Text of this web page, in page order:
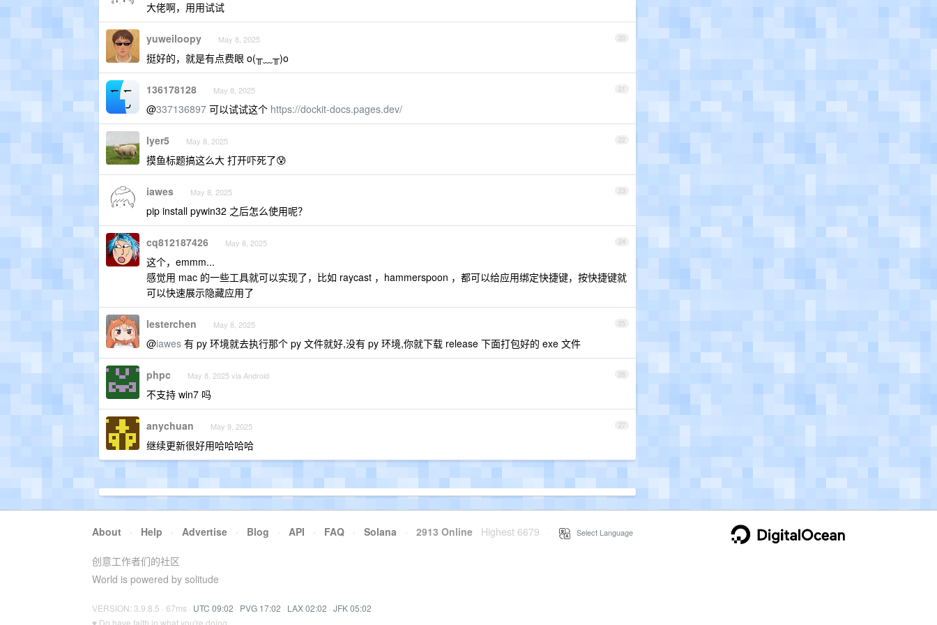
大佬啊，用用试试
20
yuweiloopy May 8, 2025
挺好的，就是有点费眼 o(╥﹏╥)o
21
136178128 May 8, 2025
@337136897 可以试试这个 https://dockit-docs.pages.dev/
22
lyer5 May 8, 2025
摸鱼标题搞这么大 打开吓死了😰
23
iawes May 8, 2025
pip install pywin32 之后怎么使用呢？
24
cq812187426 May 8, 2025
这个，emmm...
感觉用 mac 的一些工具就可以实现了，比如 raycast ，hammerspoon ，都可以给应用绑定快捷键，按快捷键就
可以快速展示隐藏应用了
25
lesterchen May 8, 2025
@iawes 有 py 环境就去执行那个 py 文件就好,没有 py 环境,你就下载 release 下面打包好的 exe 文件
26
phpc May 8, 2025 via Android
不支持 win7 吗
27
anychuan May 9, 2025
继续更新很好用哈哈哈哈
About · Help · Advertise · Blog · API · FAQ · Solana · 2913 Online Highest 6679 Select Language
创意工作者们的社区
World is powered by solitude
VERSION: 3.9.8.5 · 67ms · UTC 09:02 · PVG 17:02 · LAX 02:02 · JFK 05:02
♥ Do have faith in what you're doing.